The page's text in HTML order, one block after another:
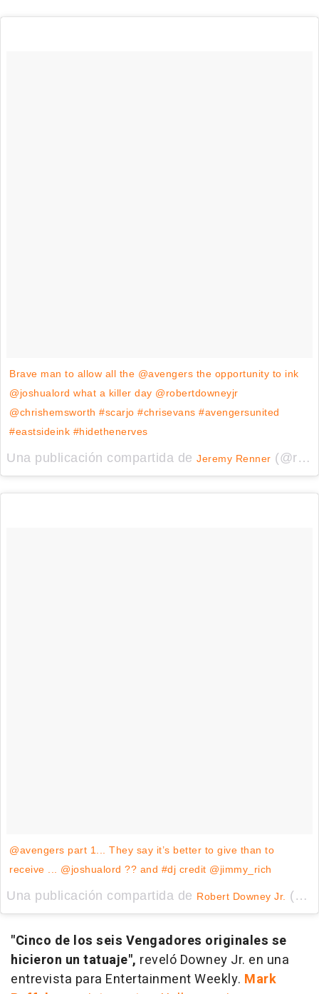
Brave man to allow all the @avengers the opportunity to ink
@joshualord what a killer day @robertdowneyjr
@chrishemsworth #scarjo #chrisevans #avengersunited
#eastsideink #hidethenerves
Una publicación compartida de Jeremy Renner (@renner4real) el
@avengers part 1... They say it’s better to give than to
receive ... @joshualord ?? and #dj credit @jimmy_rich
Una publicación compartida de Robert Downey Jr. (@robertdowneyjr) el
"Cinco de los seis Vengadores originales se
hicieron un tatuaje", reveló Downey Jr. en una
entrevista para Entertainment Weekly. Mark